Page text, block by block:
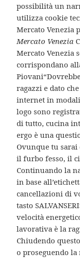
possibilità un
utilizza cookie
Mercato Venezia
Mercato Venezia
Mercato Venezia
corrispondano
ragazzi e dato
internet in
logo sono
di tutto, cucina
ergo è una
Ovunque tu sarai
il furbo fesso, il
Continuando la
in base
cancellazioni di
tasto
velocità
lavorativa è la
Chiudendo
o proseguendo la